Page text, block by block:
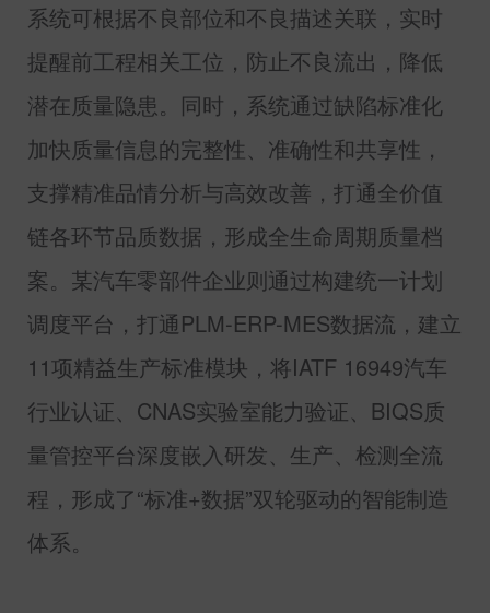
系统可根据不良部位和不良描述关联，实时
提醒前工程相关工位，防止不良流出，降低
潜在质量隐患。同时，系统通过缺陷标准化
加快质量信息的完整性、准确性和共享性，
支撑精准品情分析与高效改善，打通全价值
链各环节品质数据，形成全生命周期质量档
案。某汽车零部件企业则通过构建统一计划
调度平台，打通PLM-ERP-MES数据流，建立
11项精益生产标准模块，将IATF 16949汽车
行业认证、 CNAS实验室能力验证、 BIQS质
量管控平台深度嵌入研发、生产、检测全流
程，形成了“标准+数据”双轮驱动的智能制造
体系。